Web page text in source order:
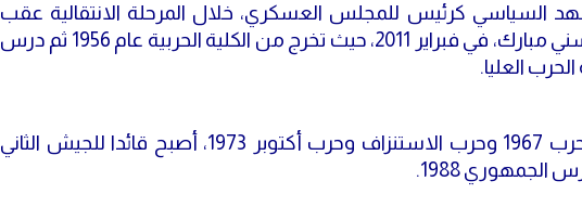
السياسي كرئيس للمجلس العسكري، خلال المرحلة الانتقالية عقب
تنحي الرئيس الأسبق محمد حسني مبارك، في فبراير 2011، حيث تخرج من الكلية الحربية عام 1956 ثم درس
العليا.
شارك المشير طنطاوي، في حرب 1967 وحرب الاستنزاف وحرب أكتوبر 1973، أصبح قائدا للجيش الثاني